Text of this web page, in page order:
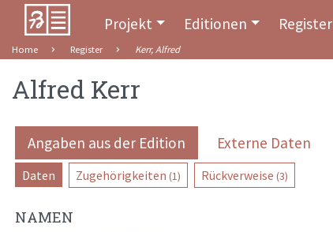
Projekt Editionen Register
Home Register Kerr, Alfred
Alfred Kerr
Angaben aus der Edition Externe Daten
Daten Zugehörigkeiten (1) Rückverweise (3)
NAMEN